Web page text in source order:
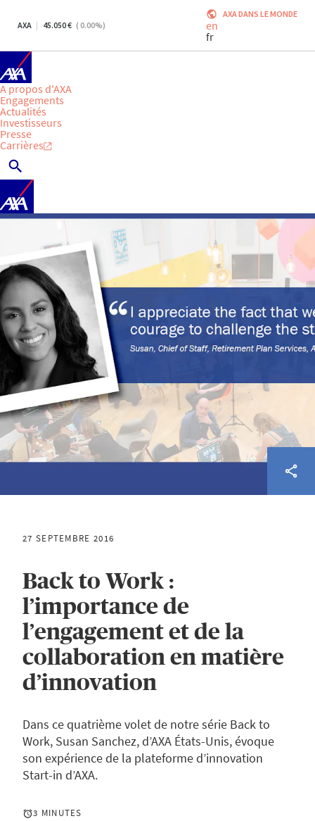
AXA 45.050 ( 0.00%)
AXA DANS LE MONDE
en
fr
A propos d'AXA
Engagements
Actualités
Investisseurs
Presse
Carrières
27 SEPTEMBRE 2016
Back to Work :
l’importance de
l’engagement et de la
collaboration en matière
d’innovation
Dans ce quatrième volet de notre série Back to
Work, Susan Sanchez, d’AXA États-Unis, évoque
son expérience de la plateforme d’innovation
Start-in d’AXA.
3 MINUTES